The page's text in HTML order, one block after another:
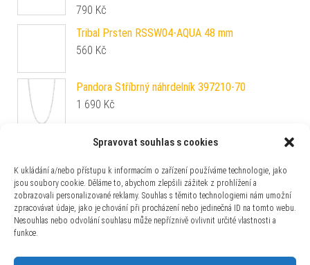
Spravovat souhlas s cookies
K ukládání a/nebo přístupu k informacím o zařízení používáme technologie, jako
jsou soubory cookie. Děláme to, abychom zlepšili zážitek z prohlížení a
zobrazovali personalizované reklamy. Souhlas s těmito technologiemi nám umožní
zpracovávat údaje, jako je chování při procházení nebo jedinečná ID na tomto webu.
Nesouhlas nebo odvolání souhlasu může nepříznivě ovlivnit určité vlastnosti a
funkce.
790 Kč
Tribal Prsten RSSW04-AQUA 48 mm
1 690Kč
Silvego Luxusní náušnice kapky s přírodním
ametystem FWE9395AM